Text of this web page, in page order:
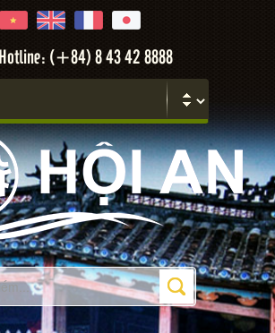
Hotline: (+84) 8 43 42 8888